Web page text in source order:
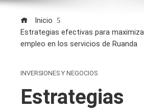
Inicio
Estrategias efectivas para
empleo en los servicios de Ruanda
INVERSIONES Y NEGOCIOS
Estrategias